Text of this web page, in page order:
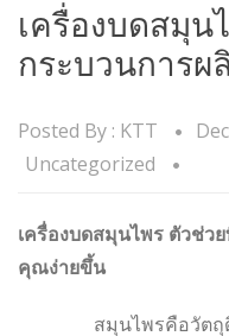
เครื่องบดสมุน
กระบวนการ
Posted By : KTT
Uncategorized
เครื่องบดสมุนไพร ตัวช่ว
คุณง่ายขึ้น
สมุนไพรคือวัตถุดิบ